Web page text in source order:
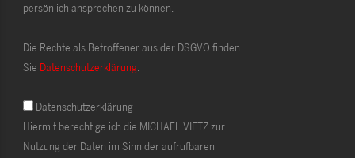
persönlich ansprechen zu können.
Die Rechte als Betroffener aus der DSGVO finden
Sie Datenschutzerklärung.
Datenschutzerklärung
Hiermit berechtige ich die MICHAEL VIETZ zur
Nutzung der Daten im Sinn der aufrufbaren